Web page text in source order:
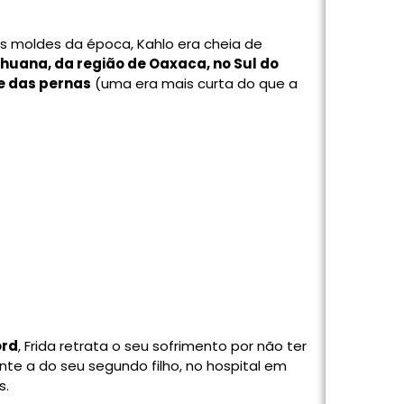
da época, Kahlo era cheia de
da região de Oaxaca, no Sul do
das pernas (uma era mais curta do que a
, Frida retrata o seu sofrimento por não ter
a do seu segundo filho, no hospital em